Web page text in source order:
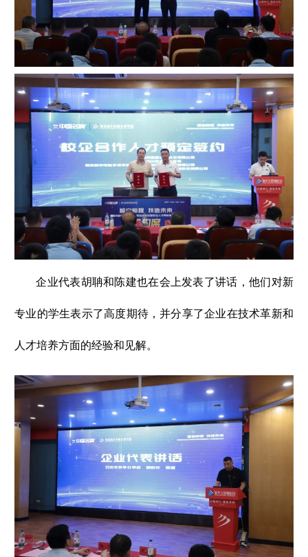
企业代表胡聃和陈建也在会上发表了讲话，他们对新
专业的学生表示了高度期待，并分享了企业在技术革新和
人才培养方面的经验和见解。